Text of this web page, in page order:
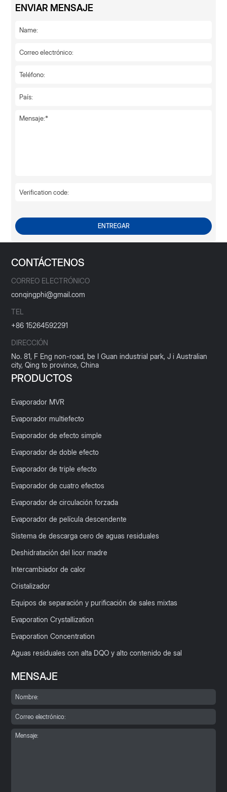
ENVIAR MENSAJE
ENTREGAR
CONTÁCTENOS
CORREO ELECTRÓNICO
conqingphi@gmail.com
TEL
+86 15264592291
DIRECCIÓN
No. 81, F Eng non-road, be I Guan industrial park, J i Australian
city, Qing to province, China
PRODUCTOS
Evaporador MVR
Evaporador multiefecto
Evaporador de efecto simple
Evaporador de doble efecto
Evaporador de triple efecto
Evaporador de cuatro efectos
Evaporador de circulación forzada
Evaporador de película descendente
Sistema de descarga cero de aguas residuales
Deshidratación del licor madre
Intercambiador de calor
Cristalizador
Equipos de separación y purificación de sales mixtas
Evaporation Crystallization
Evaporation Concentration
Aguas residuales con alta DQO y alto contenido de sal
MENSAJE